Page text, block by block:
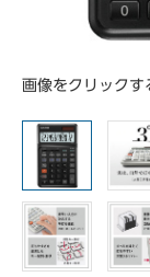
画像をクリックす